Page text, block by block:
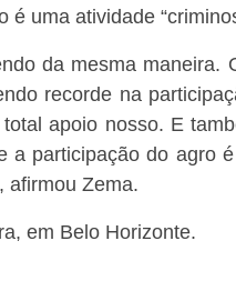
uma atividade
da mesma maneira.
recorde na
apoio nosso. E
a participação do agro
afirmou Zema.
em Belo Horizonte.